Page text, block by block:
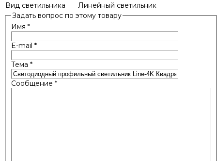
Вид светильника
Линейный светильник
Задать вопрос по этому товару
Имя *
E-mail *
Тема *
Сообщение *